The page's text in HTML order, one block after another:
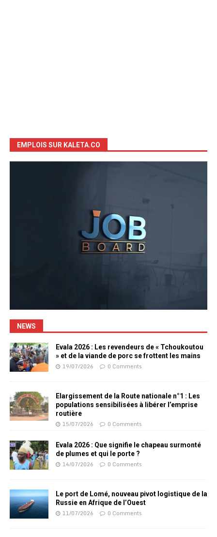
EMPLOIS SUR KALETA.CO
NEWS
Evala 2026 : Les revendeurs de « Tchoukoutou
» et de la viande de porc se frottent les mains
19/07/2026 0 Comments
Elargissement de la Route nationale n°1 : Les
populations sensibilisées à libérer l’emprise
routière
15/07/2026 0 Comments
Evala 2026 : Que signifie le chapeau surmonté
de plumes et qui le porte ?
14/07/2026 0 Comments
Le port de Lomé, nouveau pivot logistique de la
Russie en Afrique de l’Ouest
11/07/2026 0 Comments